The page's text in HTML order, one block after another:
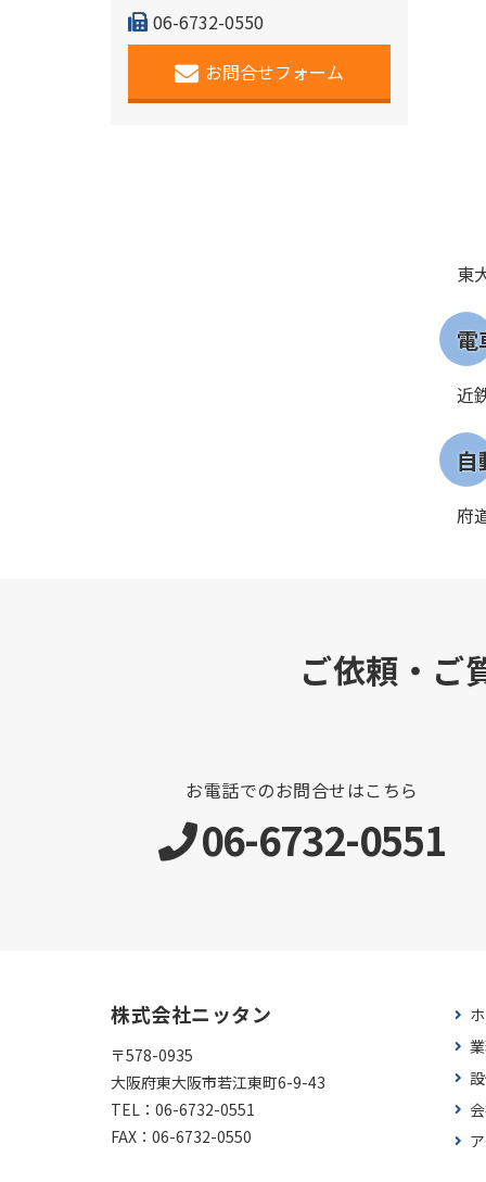
東
電
近
自
府
06-6732-0550
お問合せフォーム
ご依頼・ご
お電話でのお問合せはこちら
06-6732-0551
株式会社ニッタン
〒578-0935
大阪府東大阪市若江東町6-9-43
TEL： 06-6732-0551
FAX： 06-6732-0550